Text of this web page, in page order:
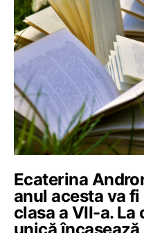
Ecaterina
anul acesta va
clasa a VII-a. La